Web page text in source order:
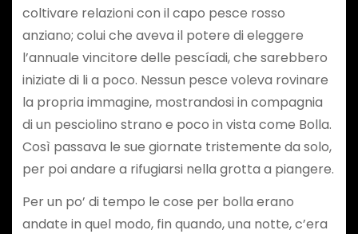
coltivare relazioni con il capo pesce rosso
anziano; colui che aveva il potere di eleggere
l’annuale vincitore delle pescíadi, che sarebbero
iniziate di li a poco. Nessun pesce voleva rovinare
la propria immagine, mostrandosi in compagnia
di un pesciolino strano e poco in vista come Bolla.
Così passava le sue giornate tristemente da solo,
per poi andare a rifugiarsi nella grotta a piangere.
Per un po’ di tempo le cose per bolla erano
andate in quel modo, fin quando, una notte, c’era